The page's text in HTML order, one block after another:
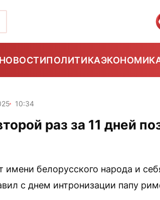
ПОЛИТИКА
10:34
раз за 11 дней
имени белорусского народа и
с днем интронизации папу